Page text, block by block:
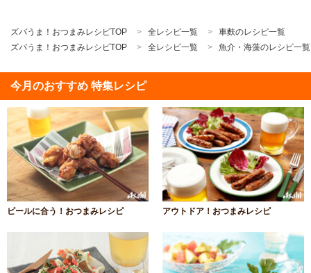
ズバうま！おつまみレシピTOP 全レシピ一覧
車麩のレシピ一覧
ズバうま！おつまみレシピTOP
全レシピ一覧 魚介・海藻のレシピ一覧
今月のおすすめ 特集レシピ
ビールに合う！おつまみレシピ アウトドア！おつまみレシピ